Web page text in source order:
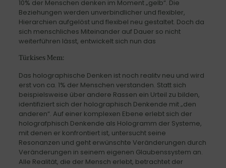
10% der Menschen denken im Moment „gelb“. Die
Beziehungen werden unverbindlicher und flexibler,
Hierarchien aufgelöst und flexibel neu gestaltet. Doch da
sich menschliches Miteinander auf Dauer so nicht
weiterführen lässt, entwickelt sich nun das
Türkises Mem:
Das holographische Denken ist noch realitv neu und wird
erst von ca. 1% der Menschen verstanden. Statt sich
beispielsweise über andere Rassen ein Urteil zu bilden,
identifiziert sich der holographisch Denkende mit „den
anderen“. Auf einer komplexen Ebene erlebt sich der
holografphisch Denkende als Hologramm der Systeme,
mit denen er konfrontiert ist, untersucht seine
Resonanzen und geht erwünschte Veränderungen durch
Veränderungen in seinem eigenen Glaubenssystem an.
Alle Realität, die der Mensch erlebt, betrachtet der